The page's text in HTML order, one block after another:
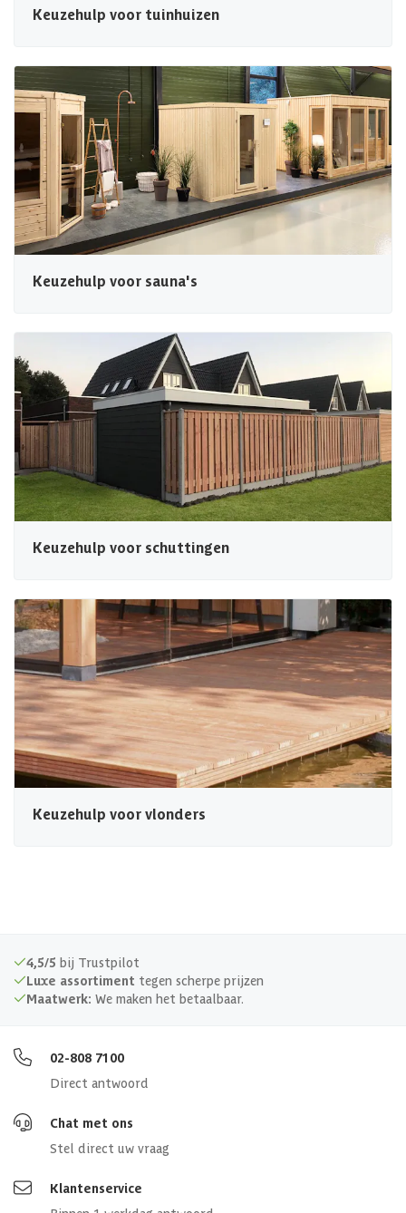
Keuzehulp voor tuinhuizen
Keuzehulp voor sauna's
Keuzehulp voor schuttingen
Keuzehulp voor vlonders
4,5/5 bij Trustpilot
Luxe assortiment tegen scherpe prijzen
Maatwerk: We maken het betaalbaar.
02-808 7100
Direct antwoord
Chat met ons
Stel direct uw vraag
Klantenservice